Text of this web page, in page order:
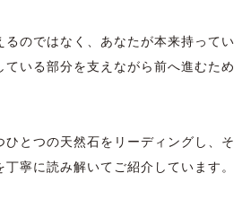
るのではなく、あなたが本来持ってい
ている部分を支えながら前へ進むため
ひとつの天然石をリーディングし、そ
寧に読み解いてご紹介しています。